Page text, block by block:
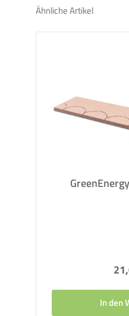
Ähnliche Artikel
In den